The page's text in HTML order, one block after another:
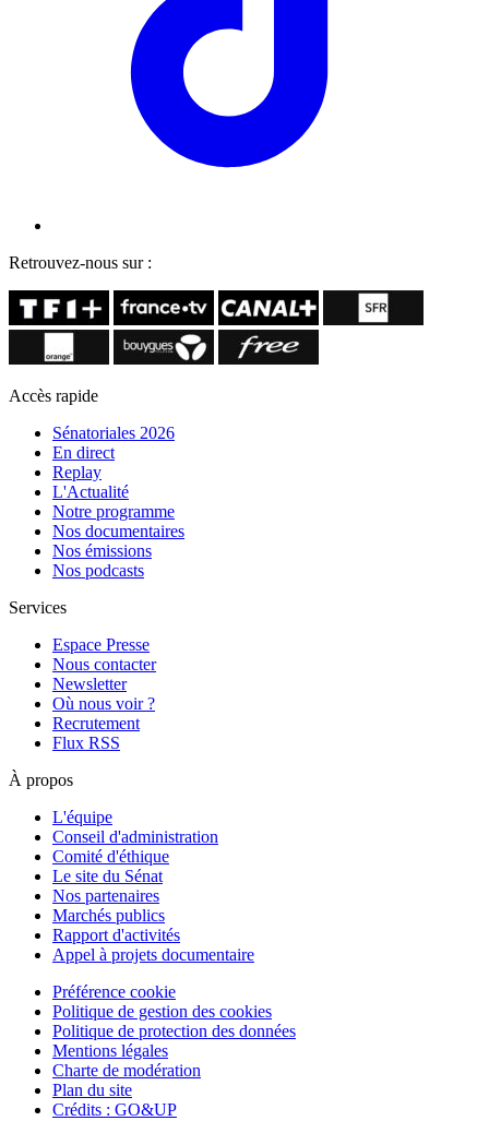
Retrouvez-nous sur :
Accès rapide
Sénatoriales 2026
En direct
Replay
L'Actualité
Notre programme
Nos documentaires
Nos émissions
Nos podcasts
Services
Espace Presse
Nous contacter
Newsletter
Où nous voir ?
Recrutement
Flux RSS
À propos
L'équipe
Conseil d'administration
Comité d'éthique
Le site du Sénat
Nos partenaires
Marchés publics
Rapport d'activités
Appel à projets documentaire
Préférence cookie
Politique de gestion des cookies
Politique de protection des données
Mentions légales
Charte de modération
Plan du site
Crédits : GO&UP